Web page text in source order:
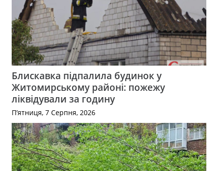
Блискавка підпалила будинок у
Житомирському районі: пожежу
ліквідували за годину
П’ятниця, 7 Серпня, 2026